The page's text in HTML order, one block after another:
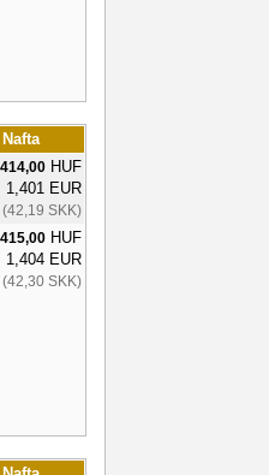
Nafta
414,00HUF
1,401 EUR
(42,19 SKK)
415,00HUF
1,404 EUR
(42,30 SKK)